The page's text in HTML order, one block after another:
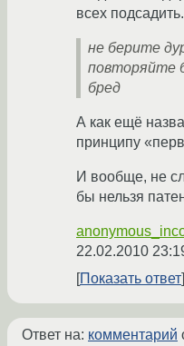
всех подсадить.
не берите
повторяйте
бред
А как ещё
принципу
И вообще, не
бы нельзя
22.02.2010
Показать ответ
Ответ на: комментарий